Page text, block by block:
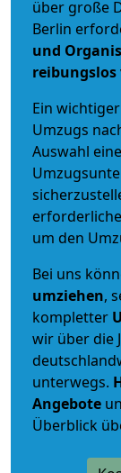
über große
Berlin
und
reibungslos
Ein
Umzugs
Auswahl
um den
Bei uns
umziehen,
kompletter
wir über die
unterwegs.
Angebote
Überblick